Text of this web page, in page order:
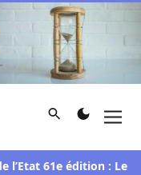
et d'investigation
Rechercher
61e édition : Le